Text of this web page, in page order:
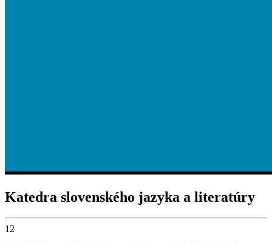
Katedra slovenského jazyka a literatúry
12